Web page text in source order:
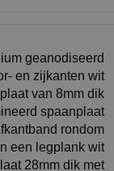
geanodiseerd
en zijkanten wit
van 8mm dik
spaanplaat
rondom
een legplank wit
28mm dik met